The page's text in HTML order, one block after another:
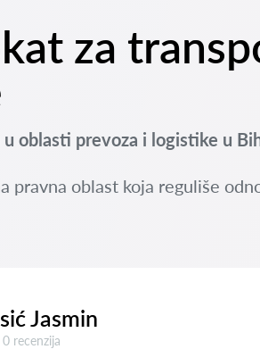
za
oblasti prevoza i logistike u
pravna oblast koja reguliše
Jasmin
Recenzija:
0 recenzija